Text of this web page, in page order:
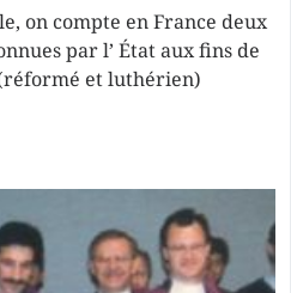
on compte en France deux
par l’ État aux fins de
et luthérien)